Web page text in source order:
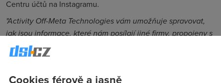
Centru účtů na Instagramu.
"Activity Off-Meta Technologies vám umožňuje spravovat,
jak jsou informace, které nám posílají jiné firmy, propojeny s
vašimi účty na Facebooku a Instagramu. Můžete snadno
zkontrolovat, které firmy sdílejí data se společností Meta,
Cookies férově a jasně